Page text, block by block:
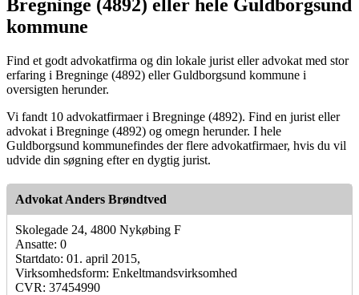
Bregninge (4892) eller hele Guldborgsund
kommune
Find et godt advokatfirma og din lokale jurist eller advokat med stor
erfaring i Bregninge (4892) eller Guldborgsund kommune i
oversigten herunder.
Vi fandt 10 advokatfirmaer i Bregninge (4892). Find en jurist eller
advokat i Bregninge (4892) og omegn herunder. I hele
Guldborgsund kommunefindes der flere advokatfirmaer, hvis du vil
udvide din søgning efter en dygtig jurist.
Advokat Anders Brøndtved
Skolegade 24, 4800 Nykøbing F
Ansatte: 0
Startdato: 01. april 2015,
Virksomhedsform: Enkeltmandsvirksomhed
CVR: 37454990